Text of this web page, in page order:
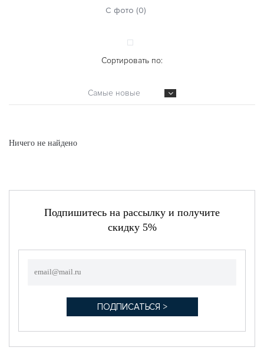
С фото (0)
Сортировать по:
Самые новые
Ничего не найдено
Подпишитесь на рассылку и получите
скидку 5%